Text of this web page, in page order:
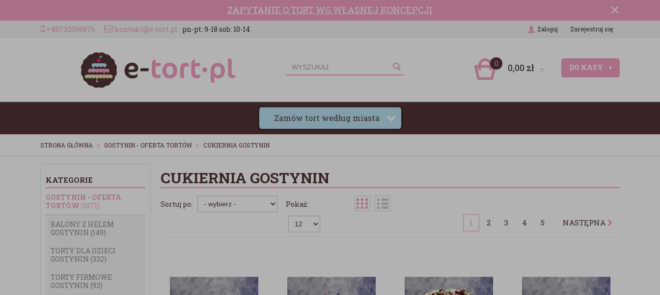
ZAPYTANIE O TORT WG WŁASNEJ KONCEPCJI
+48732098876 kontakt@e-tort.pl pn-pt: 9-18 sob: 10-14 Zaloguj Zarejestruj się
0 0,00 zł DO KASY
Zamów tort według miasta
STRONA GŁÓWNA GOSTYNIN - OFERTA TORTÓW CUKIERNIA GOSTYNIN
KATEGORIE
GOSTYNIN - OFERTA
TORTÓW (1071)
BALONY Z HELEM
GOSTYNIN (149)
TORTY DLA DZIECI
GOSTYNIN (332)
TORTY FIRMOWE
GOSTYNIN (93)
CUKIERNIA GOSTYNIN
Sortuj po: Pokaż:
1 2 3 4 5 NASTĘPNA